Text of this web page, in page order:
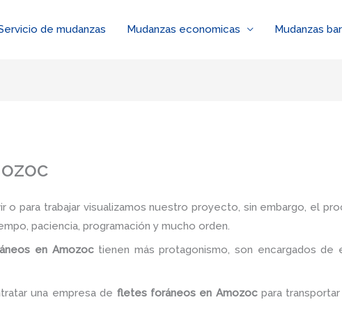
de mudanzas Mudanzas economicas Mudanzas
o para trabajar visualizamos nuestro proyecto, sin embargo, el
paciencia, programación y mucho orden.
en Amozoc tienen más protagonismo, son encargados de
una empresa de fletes foráneosen Amozoc para